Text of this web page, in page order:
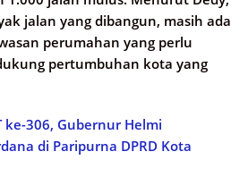
jalan yang dibangun, masih ada
perumahan yang perlu
pertumbuhan kota yang
ke-306, Gubernur Helmi
di Paripurna DPRD Kota